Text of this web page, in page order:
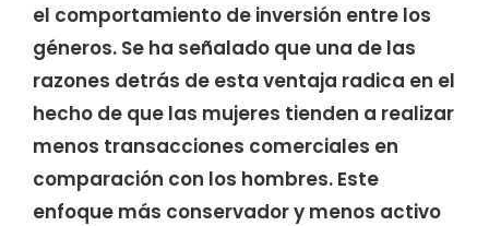
el comportamiento de inversión entre los
géneros. Se ha señalado que una de las
razones detrás de esta ventaja radica en el
hecho de que las mujeres tienden a realizar
menos transacciones comerciales en
comparación con los hombres. Este
enfoque más conservador y menos activo